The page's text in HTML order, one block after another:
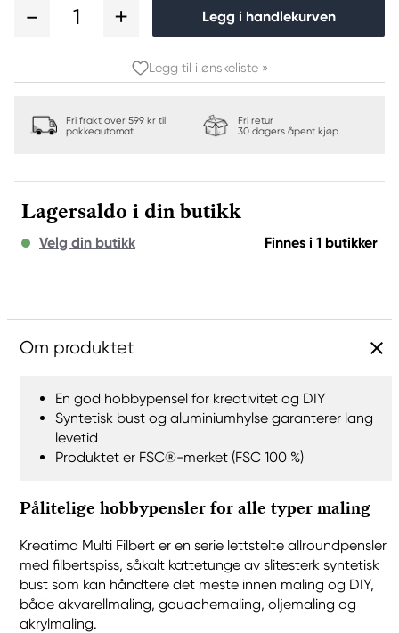
1 Legg i handlekurven
Legg til i ønskeliste »
Fri frakt over 599 kr til
pakkeautomat.
Fri retur
30 dagers åpent kjøp.
Lagersaldo i din butikk
Velg din butikk Finnes i 1 butikker
Om produktet
En god hobbypensel for kreativitet og DIY
Syntetisk bust og aluminiumhylse garanterer lang
levetid
Produktet er FSC®-merket (FSC 100 %)
Pålitelige hobbypensler for alle typer maling
Kreatima Multi Filbert er en serie lettstelte allroundpensler
med filbertspiss, såkalt kattetunge av slitesterk syntetisk
bust som kan håndtere det meste innen maling og DIY,
både akvarellmaling, gouachemaling, oljemaling og
akrylmaling.